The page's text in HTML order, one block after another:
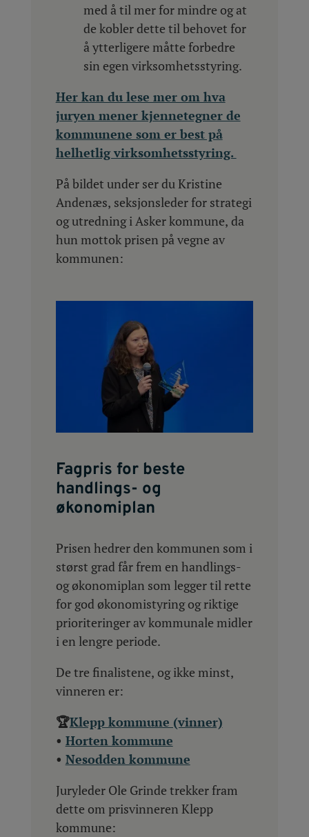
med å til mer for mindre og at
de kobler dette til behovet for
å ytterligere måtte forbedre
sin egen virksomhetsstyring.
Her kan du lese mer om hva
juryen mener kjennetegner de
kommunene som er best på
helhetlig virksomhetsstyring.
På bildet under ser du Kristine
Andenæs, seksjonsleder for strategi
og utredning i Asker kommune, da
hun mottok prisen på vegne av
kommunen:
Fagpris for beste
handlings- og
økonomiplan
Prisen hedrer den kommunen som i
størst grad får frem en handlings-
og økonomiplan som legger til rette
for god økonomistyring og riktige
prioriteringer av kommunale midler
i en lengre periode.
De tre finalistene, og ikke minst,
vinneren er:
🏆Klepp kommune (vinner)
• Horten kommune
• Nesodden kommune
Juryleder Ole Grinde trekker fram
dette om prisvinneren Klepp
kommune: